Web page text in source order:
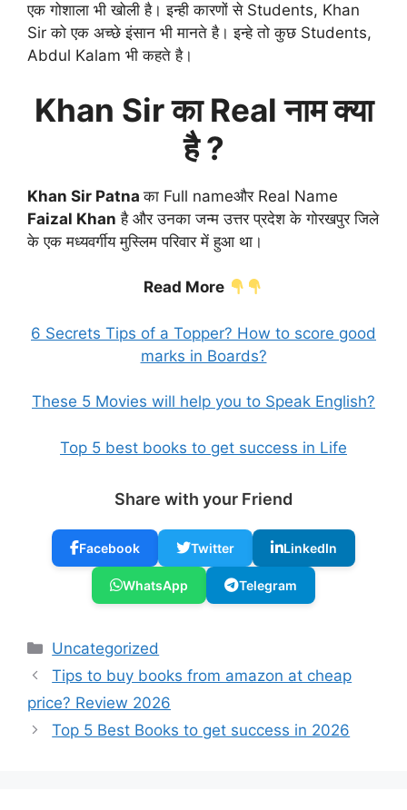
एक गोशाला भी खोली है। इन्ही कारणों से Students, Khan
Sir को एक अच्छे इंसान भी मानते है। इन्हे तो कुछ Students,
Abdul Kalam भी कहते है।
Khan Sir का Real नाम क्या
है ?
Khan Sir Patnaका Full nameऔर Real Name
Faizal Khan है और उनका जन्म उत्तर प्रदेश के गोरखपुर जिले
के एक मध्यवर्गीय मुस्लिम परिवार में हुआ था।
Read More
6 Secrets Tips of a Topper? How to score good
marks in Boards?
These 5 Movies will help you to Speak English?
Top 5 best books to get success in Life
Share with your Friend
Facebook Twitter LinkedIn
WhatsApp Telegram
Categories
Uncategorized
Tips to buy books from amazon at cheap
price? Review 2026
Top 5 Best Books to get success in 2026